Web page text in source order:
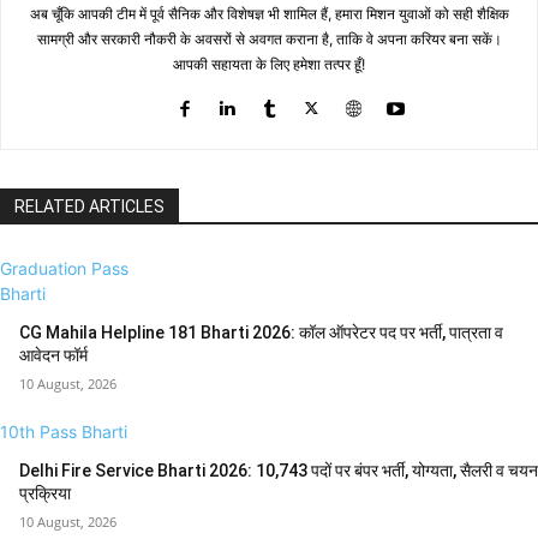
अब चूँकि आपकी टीम में पूर्व सैनिक और विशेषज्ञ भी शामिल हैं, हमारा मिशन युवाओं को सही शैक्षिक
सामग्री और सरकारी नौकरी के अवसरों से अवगत कराना है, ताकि वे अपना करियर बना सकें।
आपकी सहायता के लिए हमेशा तत्पर हूँ!
RELATED ARTICLES
Graduation Pass
Bharti
CG Mahila Helpline 181 Bharti 2026: कॉल ऑपरेटर पद पर भर्ती, पात्रता व
आवेदन फॉर्म
10 August, 2026
10th Pass Bharti
Delhi Fire Service Bharti 2026: 10,743 पदों पर बंपर भर्ती, योग्यता, सैलरी व चयन
प्रक्रिया
10 August, 2026